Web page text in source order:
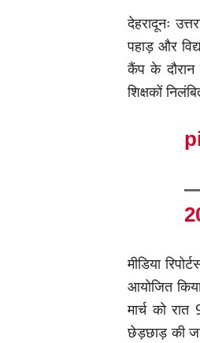
देहरादूनः
पहाड़ और
कैंप के दौरान
शिक्षकों
मीडिया
आयोजित
मार्च को
छेड़छाड़ की